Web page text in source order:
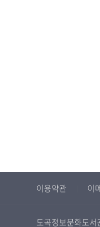
이용약관 이
도곡정보문화도서